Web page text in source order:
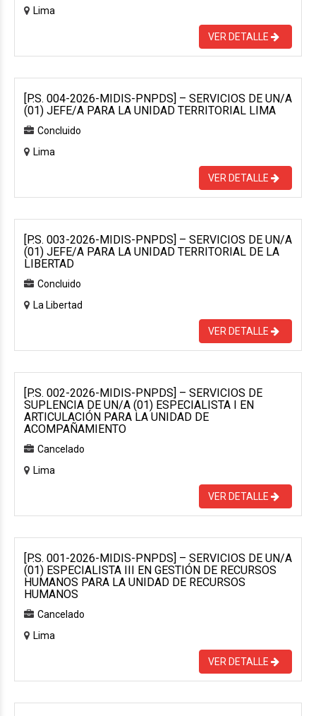
Lima
VER DETALLE
[P.S. 004-2026-MIDIS-PNPDS] – SERVICIOS DE UN/A
(01) JEFE/A PARA LA UNIDAD TERRITORIAL LIMA
Concluido
Lima
VER DETALLE
[P.S. 003-2026-MIDIS-PNPDS] – SERVICIOS DE UN/A
(01) JEFE/A PARA LA UNIDAD TERRITORIAL DE LA
LIBERTAD
Concluido
La Libertad
VER DETALLE
[P.S. 002-2026-MIDIS-PNPDS] – SERVICIOS DE
SUPLENCIA DE UN/A (01) ESPECIALISTA I EN
ARTICULACIÓN PARA LA UNIDAD DE
ACOMPAÑAMIENTO
Cancelado
Lima
VER DETALLE
[P.S. 001-2026-MIDIS-PNPDS] – SERVICIOS DE UN/A
(01) ESPECIALISTA III EN GESTIÓN DE RECURSOS
HUMANOS PARA LA UNIDAD DE RECURSOS
HUMANOS
Cancelado
Lima
VER DETALLE